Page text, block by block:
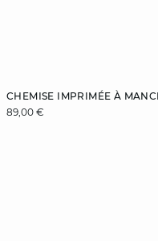
CHEMISE IMPRIMÉE À
89,00 €